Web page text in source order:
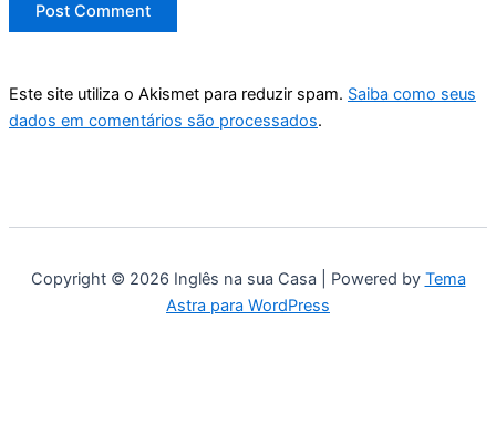
Este site utiliza o Akismet para reduzir spam. Saiba como seus
dados em comentários são processados.
Copyright © 2026 Inglês na sua Casa | Powered by Tema
Astra para WordPress